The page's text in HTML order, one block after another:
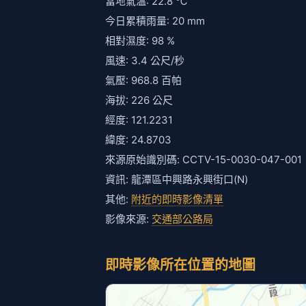
今日累積雨量: 20 mm
相對濕度: 98 %
風速: 3.4 公尺/秒
氣壓: 968.8 百帕
海拔: 226 公尺
經度: 121.2231
緯度: 24.8703
來源原始識別碼: CCTV-15-0030-047-001
資訊: 龍潭區中興路永興街口(N)
其他: 附近的即時影像清單
影像來源: 交通部公路局
即時影像所在位置的地圖